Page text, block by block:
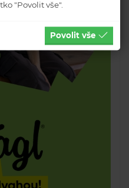
"Povolit vše".
Povolit vše